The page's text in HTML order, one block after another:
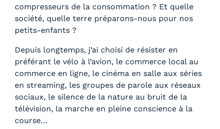
compresseurs de la consommation ? Et quelle
société, quelle terre préparons-nous pour nos
petits-enfants ?
Depuis longtemps, j’ai choisi de résister en
préférant le vélo à l’avion, le commerce local au
commerce en ligne, le cinéma en salle aux séries
en streaming, les groupes de parole aux réseaux
sociaux, le silence de la nature au bruit de la
télévision, la marche en pleine conscience à la
course…